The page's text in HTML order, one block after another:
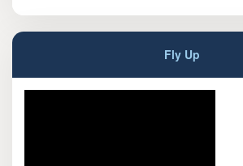
Fly Up